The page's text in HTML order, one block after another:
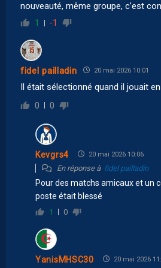
nouveauté, même groupe, c’est
1 -1
fidel pailladin 20 mai 2026 10:01
Il était sélectionné quand il jouait
0 0
Kevgrs4 20 mai 2026 10:06
En réponse à fidel pailladin
Pour des matchs amicaux et un
poste était blessé
1 0
YanisMHSC30 20 mai 2026